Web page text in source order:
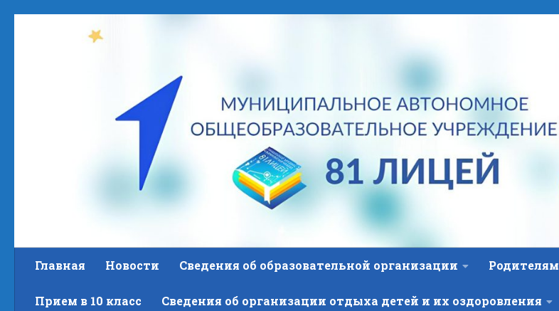
Главная Новости Сведения об образовательной организации Родителям
Прием в 10 класс Сведения об организации отдыха детей и их оздоровления